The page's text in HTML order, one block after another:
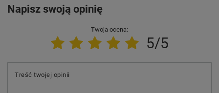
Napisz swoją opinię
Twoja ocena:
5/5
Treść twojej opinii